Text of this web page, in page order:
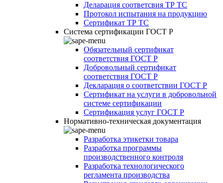
Деларация соответсвия ТР ТС
Протокол испытания на продукцию
Сертификат ТР ТС
Система сертификации ГОСТ Р
Обязательный сертификат
соответствия ГОСТ Р
Добровольный сертификат
соответствия ГОСТ Р
Декларация о соответствии ГОСТ Р
Сертификат на услуги в добровольной
системе сертификации
Сертификация услуг ГОСТ Р
Нормативно-техническая документация
Разработка этикетки товара
Разработка программы
производственного контроля
Разработка технологического
регламента производства